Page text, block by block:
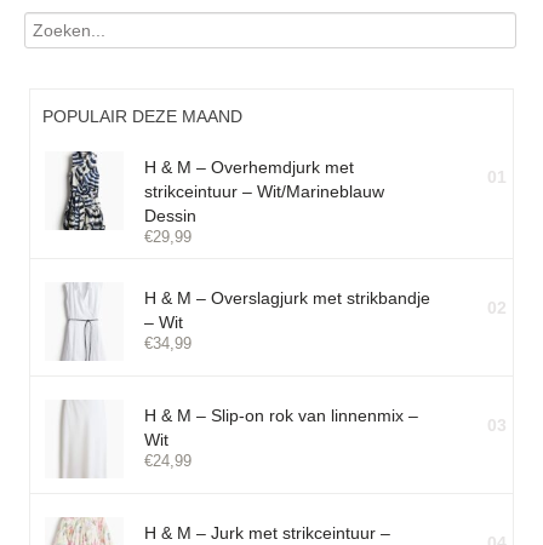
POPULAIR DEZE MAAND
H & M – Overhemdjurk met
strikceintuur – Wit/Marineblauw
Dessin
€29,99
01
H & M – Overslagjurk met strikbandje
– Wit
€34,99
02
H & M – Slip-on rok van linnenmix –
Wit
€24,99
03
H & M – Jurk met strikceintuur –